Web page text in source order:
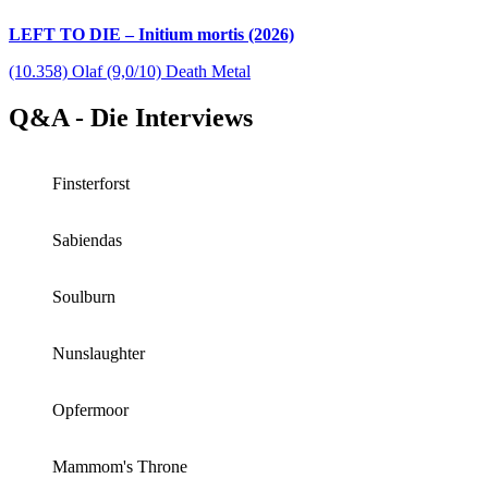
LEFT TO DIE – Initium mortis (2026)
(10.358) Olaf (9,0/10) Death Metal
Q&A - Die Interviews
Finsterforst
Sabiendas
Soulburn
Nunslaughter
Opfermoor
Mammom's Throne